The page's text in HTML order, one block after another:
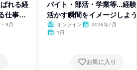
れる経
仕事に
9月
バイト・部活・学業等...経
活かす瞬間をイメージしよう
オンライン
2026年7月
1日
お気に入り